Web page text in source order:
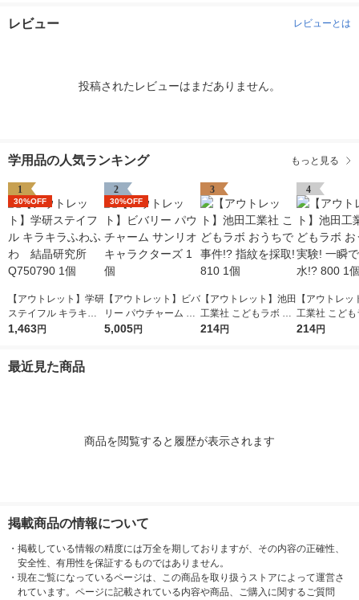
レビュー レビューとは
投稿されたレビューはまだありません。
学用品の人気ランキング もっと見る
1
30%OFF
【アウトレット】学研
ステイフル キラキラ
ふわふわ 結晶研究所
1,463円
2
30%OFF
【アウトレット】ビバ
リー パウチャーム サ
ンリオキャラクターズ
5,005円
3
【アウトレット】池田
工業社 こどもラボ お
うちで事件!? 指紋を
214円
4
【アウトレッ
工業社 こども
うちで実験!
214円
最近見た商品
商品を閲覧すると履歴が表示されます
掲載商品の情報について
・ 掲載している情報の精度には万全を期しておりますが、その内容の正確性、
安全性、有用性を保証するものではありません。
・ 現在ご覧になっているページは、この商品を取り扱うストアによって運営さ
れています。ページに記載されている内容や商品、ご購入に関するご質問